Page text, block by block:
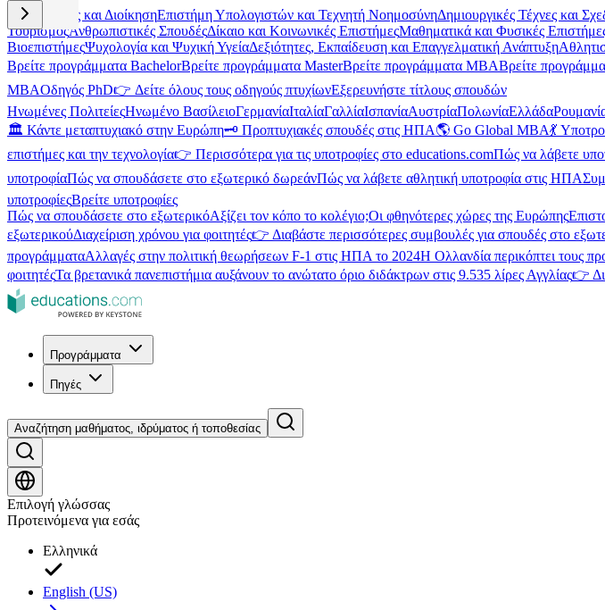
Επιχειρήσεις και ΔιοίκησηΕπιστήμη Υπολογιστών και Τεχνητή ΝοημοσύνηΔημιουργικές Τέχνες και
ΤουρισμόςΑνθρωπιστικές ΣπουδέςΔίκαιο και Κοινωνικές ΕπιστήμεςΜαθηματικά και Φυσικές
ΒιοεπιστήμεςΨυχολογία και Ψυχική ΥγείαΔεξιότητες, Εκπαίδευση και Επαγγελματική Ανάπτυξη
Βρείτε προγράμματα BachelorΒρείτε προγράμματα MasterΒρείτε προγράμματα MBAΒρείτε
MBAΟδηγός PhD👉 Δείτε όλους τους οδηγούς πτυχίωνΕξερευνήστε τίτλους σπουδών
Ηνωμένες ΠολιτείεςΗνωμένο ΒασίλειοΓερμανίαΙταλίαΓαλλίαΙσπανίαΑυστρίαΠολωνίαΕλλάδα
🏛️ Κάντε μεταπτυχιακό στην Ευρώπη🗝️ Προπτυχιακές σπουδές στις ΗΠΑ🌎 Go Global MBA💃
επιστήμες και την τεχνολογία👉 Περισσότερα για τις υποτροφίες στο educations.comΠώς να λάβετε
υποτροφίαΠώς να σπουδάσετε στο εξωτερικό δωρεάνΠώς να λάβετε αθλητική υποτροφία στις ΗΠΑ
υποτροφίεςΒρείτε υποτροφίες
Πώς να σπουδάσετε στο εξωτερικόΑξίζει τον κόπο το κολέγιο;Οι φθηνότερες χώρες της Ευρώπης
εξωτερικούΔιαχείριση χρόνου για φοιτητές👉 Διαβάστε περισσότερες συμβουλές για σπουδές στο
προγράμματαΑλλαγές στην πολιτική θεωρήσεων F-1 στις ΗΠΑ το 2024Η Ολλανδία περικόπτει τους
φοιτητέςΤα βρετανικά πανεπιστήμια αυξάνουν το ανώτατο όριο διδάκτρων στις 9.535 λίρες Αγγλίας👉
Προγράμματα
Πηγές
Αναζήτηση μαθήματος, ιδρύματος ή τοποθεσίας
Επιλογή γλώσσας
Προτεινόμενα για εσάς
Ελληνικά
English (US)